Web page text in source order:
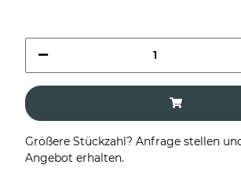
Größere Stückzahl? Anfrage stellen
Angebot erhalten.